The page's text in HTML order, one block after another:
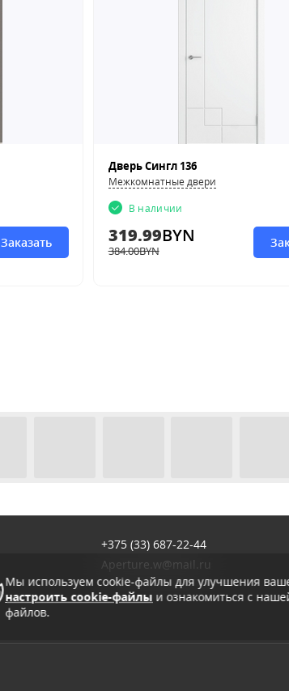
Заказать
Дверь Сингл 136
Межкомнатные двери
В наличии
319.99BYN
384.00BYN
+375 (33)687-22-44
Aperture.w@mail.ru
Мы используем cookie-файлы для улучшения
настроить cookie-файлы и ознакомиться с
файлов.